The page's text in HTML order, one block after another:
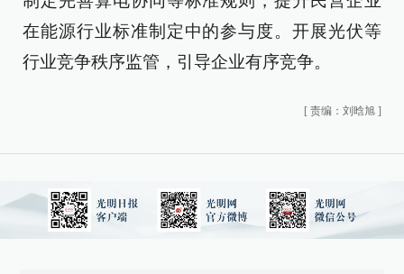
在能源行业标准制定中的参与度。开展光伏等
行业竞争秩序监管，引导企业有序竞争。
[ 责编：刘晗旭 ]